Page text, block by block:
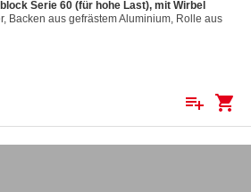
Serie 60 (für hohe Last), mit Wirbel
Backen aus gefrästem Aluminium, Rolle aus
Aluminiumrollen: ø 60 mm Für Tau bis: ø 12
playlist_add shopping_cart